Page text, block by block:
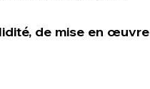
de mise en œuvre